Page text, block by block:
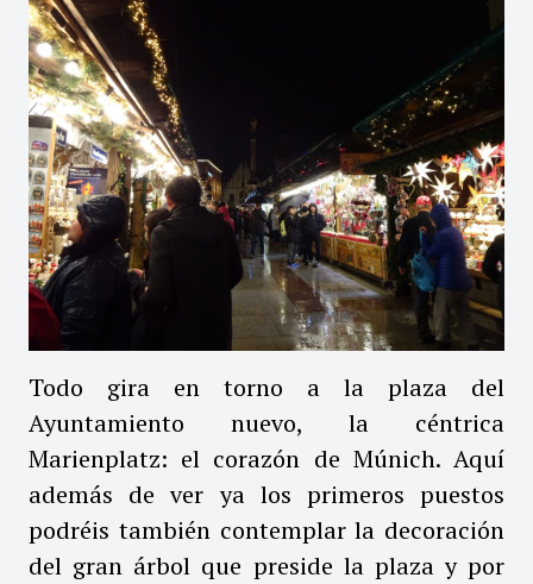
Todo gira en torno a la plaza del
Ayuntamiento nuevo, la céntrica
Marienplatz: el corazón de Múnich. Aquí
además de ver ya los primeros puestos
podréis también contemplar la decoración
del gran árbol que preside la plaza y por